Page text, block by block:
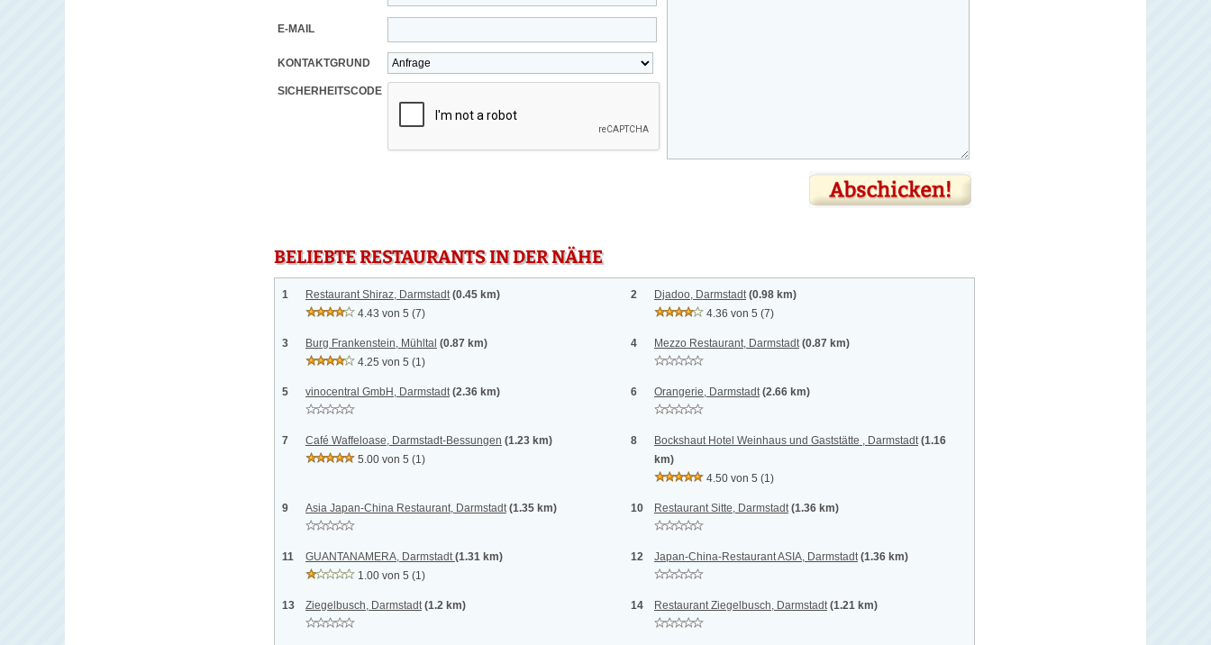
E-MAIL
KONTAKTGRUND
SICHERHEITSCODE
BELIEBTE RESTAURANTS IN DER NÄHE
1 Restaurant Shiraz, Darmstadt (0.45 km)
4.43 von 5 (7)
2 Djadoo, Darmstadt (0.98 km)
4.36 von 5 (7)
3 Burg Frankenstein, Mühltal (0.87 km)
4.25 von 5 (1)
4 Mezzo Restaurant, Darmstadt (0.87 km)
5 vinocentral GmbH, Darmstadt (2.36 km) 6 Orangerie, Darmstadt (2.66 km)
7 Café Waffeloase, Darmstadt-Bessungen (1.23 km)
5.00 von 5 (1)
8 Bockshaut Hotel Weinhaus und Gaststätte , Darmstadt (1.16
km)
4.50 von 5 (1)
9 Asia Japan-China Restaurant, Darmstadt (1.35 km) 10 Restaurant Sitte, Darmstadt (1.36 km)
11 GUANTANAMERA, Darmstadt(1.31 km)
1.00 von 5 (1)
12 Japan-China-Restaurant ASIA, Darmstadt (1.36 km)
13 Ziegelbusch, Darmstadt (1.2 km) 14 Restaurant Ziegelbusch, Darmstadt (1.21 km)